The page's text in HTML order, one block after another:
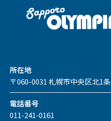
所在地
〒060-0031 札幌市中央区北1
電話番号
011-241-0161